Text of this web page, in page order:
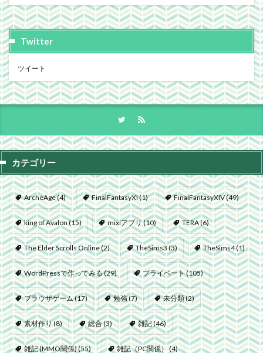
Twitter
ツイート
カテゴリー
ArcheAge(4) FinalFantasyXI(1) FinalFantasyXIV(49)
king of Avalon(15) mixiアプリ(10) TERA(6)
The Elder Scrolls Online(2) TheSims3(3) TheSims4(1)
WordPressで作ってみる(29) プライベート(105)
ブラウザゲーム(17) 勉強(7) 未分類(2)
素材作り(8) 総合(3) 雑記(46)
雑記 (MMO関係)(55) 雑記（PC関係）(4)